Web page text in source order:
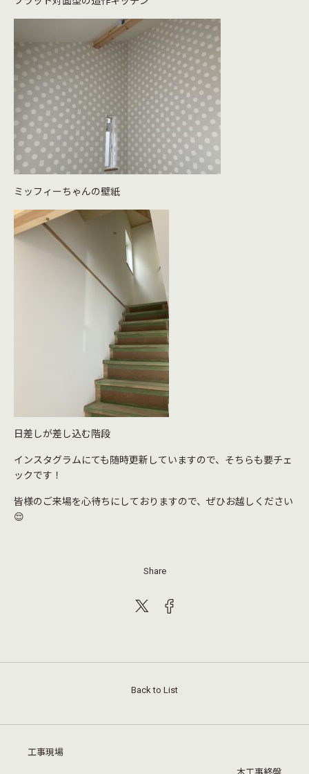
ミッフィーちゃんの壁紙
日差しが差し込む階段
インスタグラムにても随時更新していますので、そちらも要チェ
ックです！
皆様のご来場を心待ちにしておりますので、ぜひお越しください
😌
Share
Back to List
工事現場